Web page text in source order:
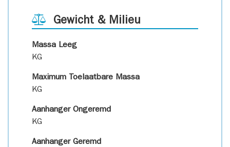
Gewicht & Milieu
Massa Leeg
KG
Maximum Toelaatbare Massa
KG
Aanhanger Ongeremd
KG
Aanhanger Geremd